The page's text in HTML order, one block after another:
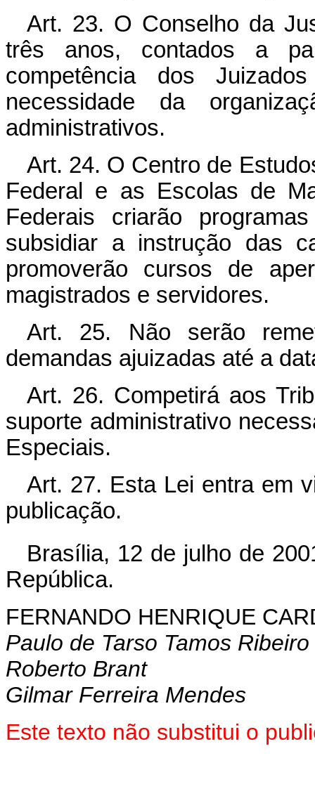
Art. 23. O Conselho da
três anos, contados a
competência dos
necessidade da
administrativos.
Art. 24. O Centro de
Federal e as Escolas de
Federais criarão
subsidiar a instrução das
promoverão cursos de
magistrados e servidores.
Art. 25. Não serão
demandas ajuizadas até a
Art. 26. Competirá aos
suporte administrativo
Especiais.
Art. 27. Esta Lei entra em
publicação.
Brasília, 12 de julho de
República.
FERNANDO HENRIQUE
Paulo de Tarso Tamos Ribeiro
Roberto Brant
Gilmar Ferreira Mendes
Este texto não substitui o